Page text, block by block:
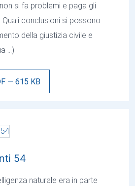
si fa problemi e paga gli
Quali conclusioni si possono
della giustizia civile e
…)
— 615 KB
54
naturale era in parte